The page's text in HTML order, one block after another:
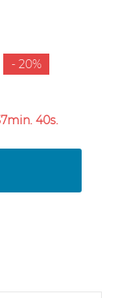
- 20%
40s.